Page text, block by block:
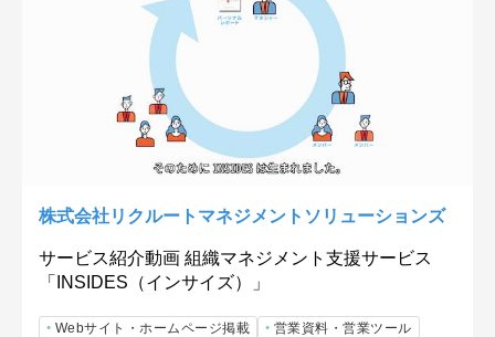
株式会社リクルートマネジメントソリューションズ
サービス紹介動画 組織マネジメント支援サービス
「INSIDES（インサイズ）」
Webサイト・ホームページ掲載
営業資料・営業ツール